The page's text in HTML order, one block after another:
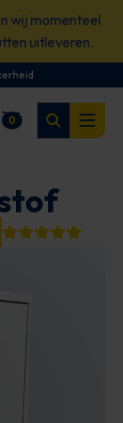
wij momenteel
uitleveren.
0
Winkelwagen
Zoeken
Open